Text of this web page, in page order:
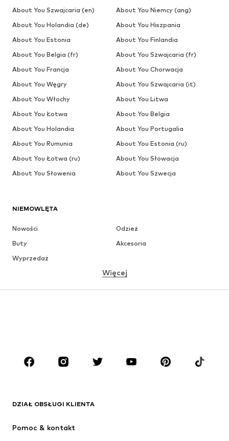
NIEMOWLĘTA
Nowości
Odzież
Buty
Akcesoria
Wyprzedaż
MARKI
Next
NAME IT
Więcej
DZIAŁ OBSŁUGI KLIENTA
Pomoc & kontakt
About You Szwajcaria (en)
About You Niemcy (ang)
About You Holandia (de)
About You Hiszpania
About You Estonia
About You Finlandia
About You Belgia (fr)
About You Szwajcaria (fr)
About You Francja
About You Chorwacja
About You Węgry
About You Szwajcaria (it)
About You Włochy
About You Litwa
About You Łotwa
About You Belgia
About You Holandia
About You Portugalia
About You Rumunia
About You Estonia (ru)
About You Łotwa (ru)
About You Słowacja
About You Słowenia
About You Szwecja